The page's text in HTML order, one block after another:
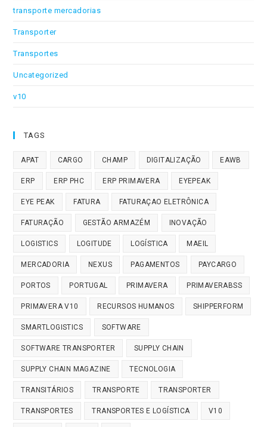
transporte mercadorias
Transporter
Transportes
Uncategorized
v10
TAGS
APAT CARGO CHAMP DIGITALIZAÇÃO EAWB
ERP ERP PHC ERP PRIMAVERA EYEPEAK
EYE PEAK FATURA FATURAÇAO ELETRÔNICA
FATURAÇÃO GESTÃO ARMAZÉM INOVAÇÃO
LOGISTICS LOGITUDE LOGÍSTICA MAEIL
MERCADORIA NEXUS PAGAMENTOS PAYCARGO
PORTOS PORTUGAL PRIMAVERA PRIMAVERABSS
PRIMAVERA V10 RECURSOS HUMANOS SHIPPERFORM
SMARTLOGISTICS SOFTWARE
SOFTWARE TRANSPORTER SUPPLY CHAIN
SUPPLY CHAIN MAGAZINE TECNOLOGIA
TRANSITÁRIOS TRANSPORTE TRANSPORTER
TRANSPORTES TRANSPORTES E LOGÍSTICA V10